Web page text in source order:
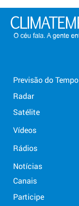
Previsão do Tempo
Radar
Satélite
Vídeos
Rádios
Notícias
Canais
Participe